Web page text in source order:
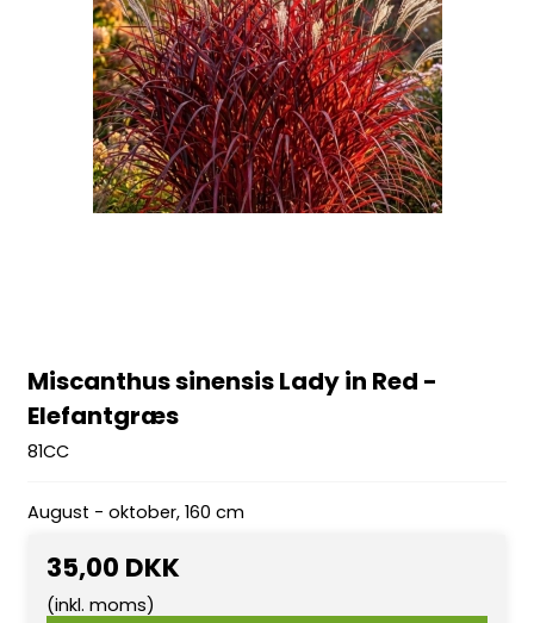
Miscanthus sinensis Lady in Red -
Elefantgræs
81CC
August - oktober, 160 cm
35,00 DKK
(inkl. moms)